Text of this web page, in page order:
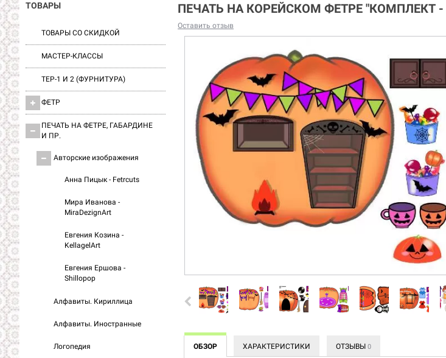
ТОВАРЫ
ТОВАРЫ СО СКИДКОЙ
МАСТЕР-КЛАССЫ
ТЕР-1 И 2 (ФУРНИТУРА)
ФЕТР
ПЕЧАТЬ НА ФЕТРЕ, ГАБАРДИНЕ
И ПР.
Авторские изображения
Анна Пицык - Fetrcuts
Мира Иванова -
MiraDezignArt
Евгения Козина -
KellagelArt
Евгения Ершова -
Shillopop
Алфавиты. Кириллица
Алфавиты. Иностранные
Логопедия
ПЕЧАТЬ НА КОРЕЙСКОМ ФЕТРЕ "КОМПЛЕКТ
Оставить отзыв
ОБЗОР ХАРАКТЕРИСТИКИ ОТЗЫВЫ 0